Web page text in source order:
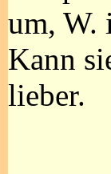
um, W.
Kann
lieber.